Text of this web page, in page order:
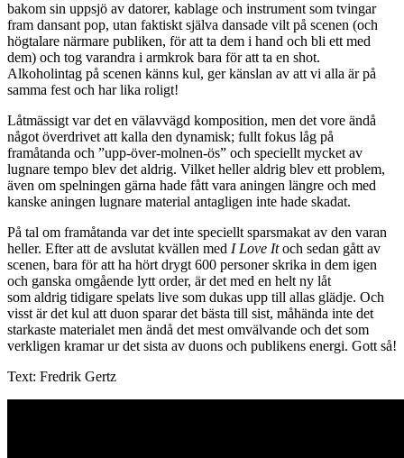
bakom sin uppsjö av datorer, kablage och instrument som tvingar
fram dansant pop, utan faktiskt själva dansade vilt på scenen (och
högtalare närmare publiken, för att ta dem i hand och bli ett med
dem) och tog varandra i armkrok bara för att ta en shot.
Alkoholintag på scenen känns kul, ger känslan av att vi alla är på
samma fest och har lika roligt!
Låtmässigt var det en välavvägd komposition, men det vore ändå
något överdrivet att kalla den dynamisk; fullt fokus låg på
framåtanda och ”upp-över-molnen-ös” och speciellt mycket av
lugnare tempo blev det aldrig. Vilket heller aldrig blev ett problem,
även om spelningen gärna hade fått vara aningen längre och med
kanske aningen lugnare material antagligen inte hade skadat.
På tal om framåtanda var det inte speciellt sparsmakat av den varan
heller. Efter att de avslutat kvällen med I Love Itoch sedan gått av
scenen, bara för att ha hört drygt 600 personer skrika in dem igen
och ganska omgående lytt order, är det med en helt ny låt
som aldrig tidigare spelats live som dukas upp till allas glädje. Och
visst är det kul att duon sparar det bästa till sist, måhända inte det
starkaste materialet men ändå det mest omvälvande och det som
verkligen kramar ur det sista av duons och publikens energi. Gott så!
Text: Fredrik Gertz